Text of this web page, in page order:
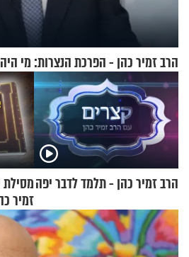
הרב זמיר כהן - הפרכת הנצרות: מי
הרב זמיר כהן - תלמד לדבר יפה
זמיר